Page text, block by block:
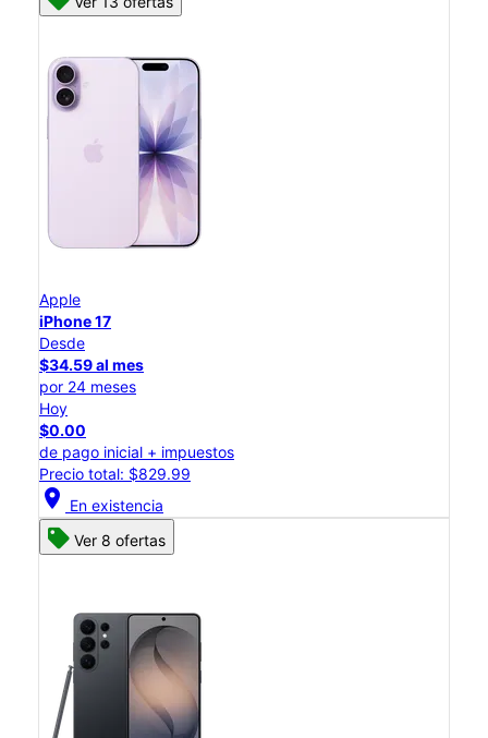
Apple
iPhone 17
Desde
$34.59 al mes
por 24 meses
Hoy
$0.00
de pago inicial + impuestos
Precio total: $829.99
location_on En existencia
Ver 8 ofertas